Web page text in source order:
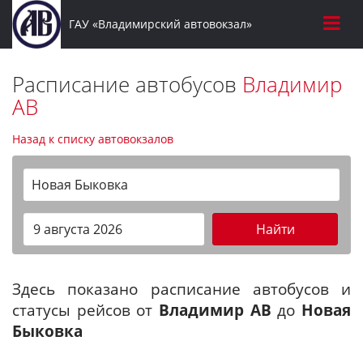
ГАУ «Владимирский автовокзал»
Расписание автобусов Владимир
АВ
Назад к списку автовокзалов
Новая Быковка
Найти
Здесь показано расписание автобусов и
статусы рейсов от Владимир АВ до Новая
Быковка